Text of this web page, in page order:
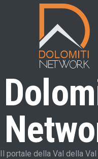
Il portale della Val della